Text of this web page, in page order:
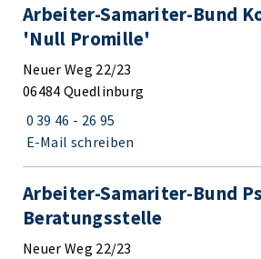
Arbeiter-Samariter-Bund
'Null Promille'
Neuer Weg 22/23
06484 Quedlinburg
0 39 46 - 26 95
E-Mail schreiben
Arbeiter-Samariter-Bund
Beratungsstelle
Neuer Weg 22/23